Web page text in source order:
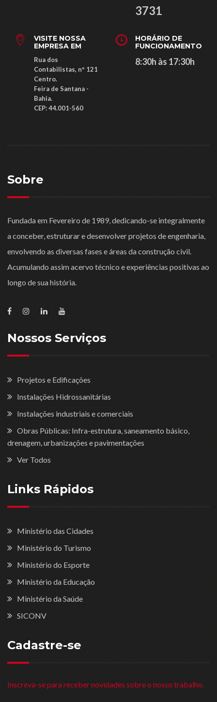
3731
VISITE NOSSA
EMPRESA EM
Rua dos
Contabilistas, nº 121
Centro.
Feira de Santana -
Bahia.
CEP: ​44.001-560
HORÁRIO DE
FUNCIONAMENTO
8:30h às 17:30h
Sobre
Fundada em Fevereiro de 1989, dedicando-se integralmente
a conceber, estruturar e desenvolver projetos de engenharia,
envolvendo as diversas fases e áreas da construção civil.
Acumulando assim acervo técnico e experiências positivas ao
longo de sua história.
Nossos Serviços
Projetos e Edificações
Instalações Hidrossanitárias
Instalações industriais e comerciais
Obras Públicas: Infra-estrutura, saneamento básico,
drenagem, urbanizações e pavimentações
Ver Todos
Links Rápidos
Ministério das Cidades
Ministério do Turismo
Ministério do Esporte
Ministério da Educação
Ministério da Saúde
SICONV
Cadastre-se
Inscreva-se para receber novidades sobre o nosso trabalho.